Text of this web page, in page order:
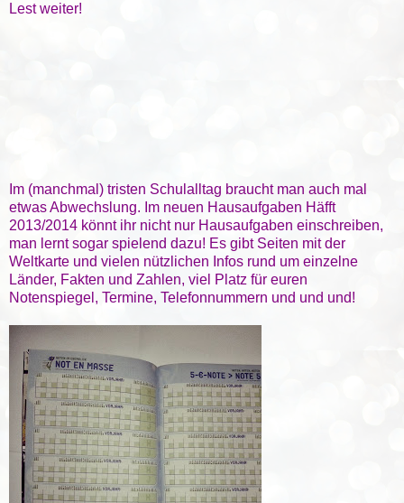
Lest weiter!
Im (manchmal) tristen Schulalltag braucht man auch mal
etwas Abwechslung. Im neuen Hausaufgaben Häfft
2013/2014 könnt ihr nicht nur Hausaufgaben einschreiben,
man lernt sogar spielend dazu! Es gibt Seiten mit der
Weltkarte und vielen nützlichen Infos rund um einzelne
Länder, Fakten und Zahlen, viel Platz für euren
Notenspiegel, Termine, Telefonnummern und und und!